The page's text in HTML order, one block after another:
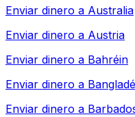
Enviar dinero a Australia
Enviar dinero a Austria
Enviar dinero a Bahréin
Enviar dinero a
Enviar dinero a